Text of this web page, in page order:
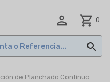
 shopping_cart 0

de Planchado Contínuo